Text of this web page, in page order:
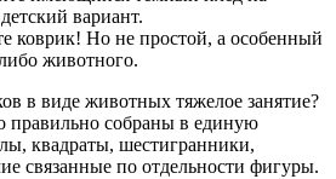
вариант.
коврик! Но не простой, а особенный
животного.
в виде животных тяжелое занятие?
правильно собраны в единую
квадраты, шестигранники,
связанные по отдельности фигуры.